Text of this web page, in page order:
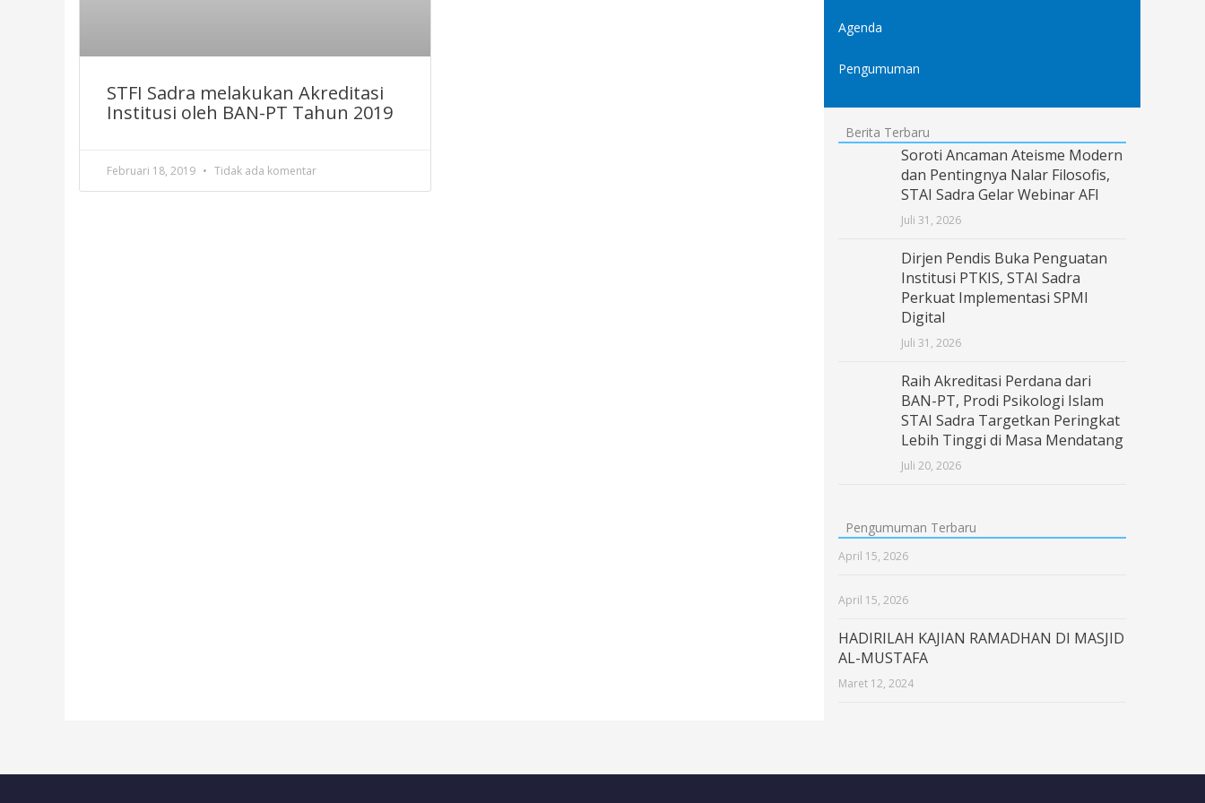
STFI Sadra melakukan Akreditasi
Institusi oleh BAN-PT Tahun 2019
Februari 18, 2019 Tidak ada komentar
Agenda
Pengumuman
Berita Terbaru
Soroti Ancaman Ateisme Modern
dan Pentingnya Nalar Filosofis,
STAI Sadra Gelar Webinar AFI
Juli 31, 2026
Dirjen Pendis Buka Penguatan
Institusi PTKIS, STAI Sadra
Perkuat Implementasi SPMI
Digital
Juli 31, 2026
Raih Akreditasi Perdana dari
BAN-PT, Prodi Psikologi Islam
STAI Sadra Targetkan Peringkat
Lebih Tinggi di Masa Mendatang
Juli 20, 2026
Pengumuman Terbaru
April 15, 2026
April 15, 2026
HADIRILAH KAJIAN RAMADHAN DI MASJID
AL-MUSTAFA
Maret 12, 2024